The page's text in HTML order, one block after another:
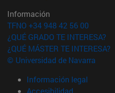
Información
TFNO +34 948 42 56 00
¿QUÉ GRADO TE INTERESA?
¿QUÉ MÁSTER TE INTERESA?
© Universidad de Navarra
Información legal
Accesibilidad